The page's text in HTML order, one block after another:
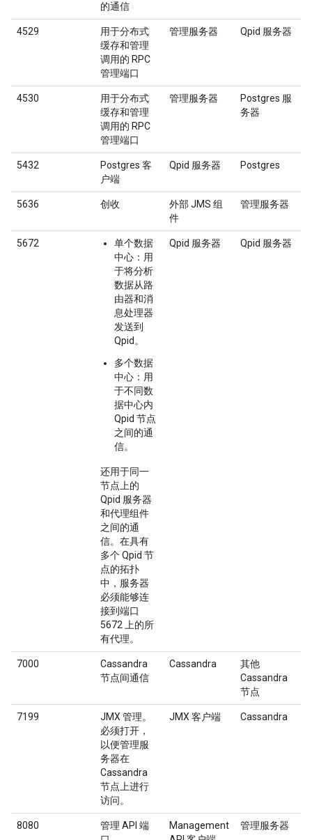
的通信
4529
用于分布式
缓存和管理
调用的 RPC
管理端口
管理服务器 Qpid 服务器
4530
用于分布式
缓存和管理
调用的 RPC
管理端口
管理服务器
Postgres 服
务器
5432
Postgres 客
户端
Qpid 服务器 Postgres
5636 创收
外部 JMS 组
件
管理服务器
5672
单个数据
中心 ：用
于将分析
数据从路
由器和消
息处理器
发送到
Qpid。
多个数据
中心 ：用
于不同数
据中心内
Qpid 节点
之间的通
信。
还用于同一
节点上的
Qpid 服务器
和代理组件
之间的通
信。在具有
多个 Qpid 节
点的拓扑
中，服务器
必须能够连
接到端口
5672 上的所
有代理。
Qpid 服务器 Qpid 服务器
7000
Cassandra
节点间通信
Cassandra
其他
Cassandra
节点
7199
JMX 管理。
必须打开，
以便管理服
务器在
Cassandra
节点上进行
访问。
JMX 客户端 Cassandra
8080
管理 API 端
Management
管理服务器